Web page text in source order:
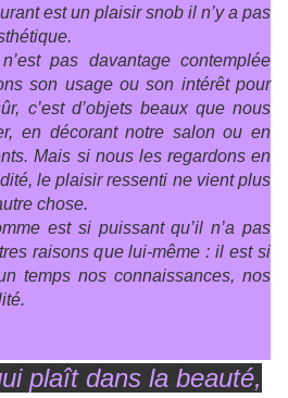
est un plaisir snob il n’y a pas
pas davantage contemplée
son usage ou son intérêt pour
c’est d’objets beaux que nous
en décorant notre salon ou en
Mais si nous les regardons en
le plaisir ressenti ne vient plus
chose.
est si puissant qu’il n’a pas
raisons que lui-même : il est si
temps nos connaissances, nos
plaît dans la beauté,